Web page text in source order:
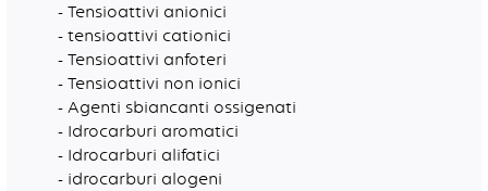
- Tensioattivi anionici
- tensioattivi cationici
- Tensioattivi anfoteri
- Tensioattivi non ionici
- Agenti sbiancanti ossigenati
- Idrocarburi aromatici
- Idrocarburi alifatici
- idrocarburi alogeni